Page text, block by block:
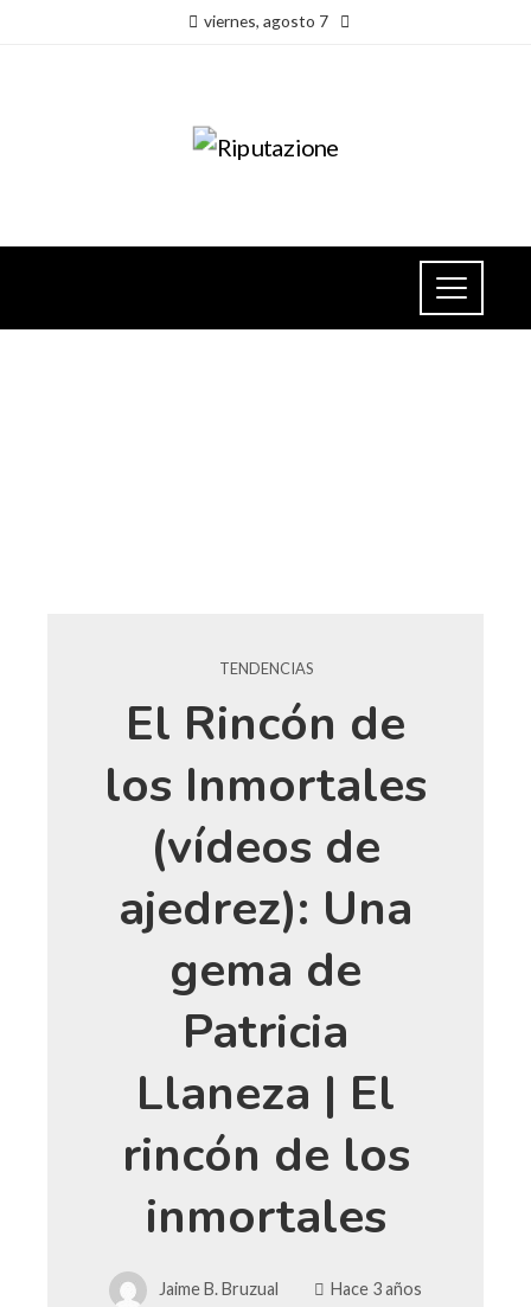
viernes, agosto 7
TENDENCIAS
El Rincón de
los Inmortales
(vídeos de
ajedrez): Una
gema de
Patricia
Llaneza | El
rincón de los
inmortales
Jaime B. Bruzual Hace 3 años